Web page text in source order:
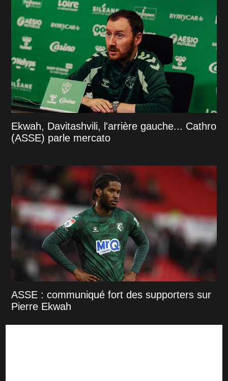
Ekwah, Davitashvili, l'arrière gauche... Cathro
(ASSE) parle mercato
ASSE : communiqué fort des supporters sur
Pierre Ekwah